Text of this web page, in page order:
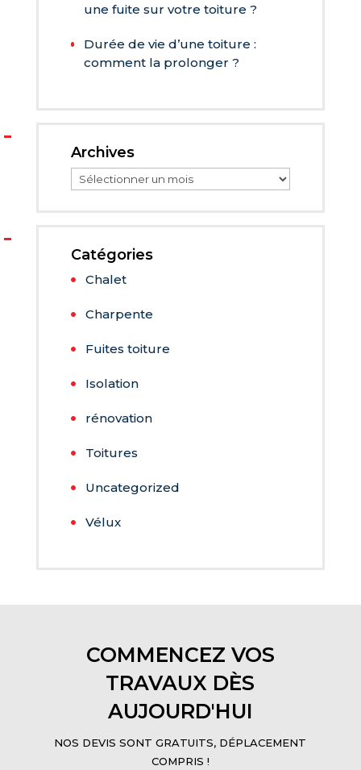
une fuite sur votre toiture ?
Durée de vie d’une toiture :
comment la prolonger ?
Archives
Archives
Catégories
Chalet
Charpente
Fuites toiture
Isolation
rénovation
Toitures
Uncategorized
Vélux
COMMENCEZ VOS
TRAVAUX DÈS
AUJOURD'HUI
NOS DEVIS SONT GRATUITS, DÉPLACEMENT
COMPRIS !